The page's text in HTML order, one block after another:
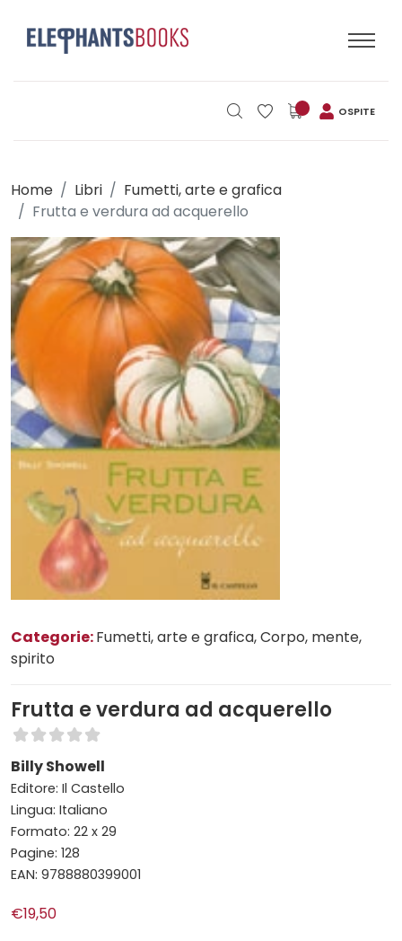
OSPITE
Home Libri
Fumetti, arte e grafica
Frutta e verdura ad acquerello
Categorie:Fumetti, arte e grafica, Corpo, mente,
spirito
Frutta e verdura ad acquerello
Billy Showell
Editore: Il Castello
Lingua: Italiano
Formato: 22 x 29
Pagine: 128
EAN: 9788880399001
€19,50